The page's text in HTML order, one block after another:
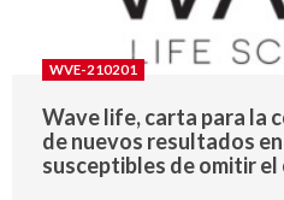
WVE-210201
Wave life, carta para la
de nuevos resultados
susceptibles de omitir el